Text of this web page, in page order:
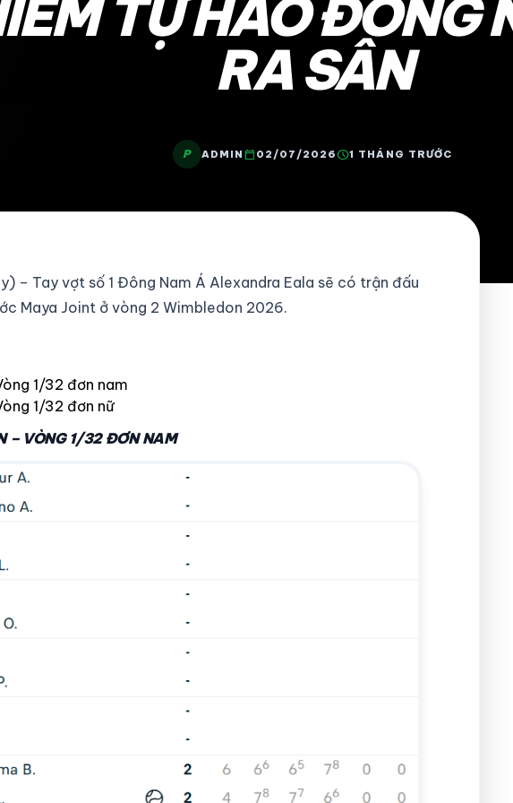
TỰ HÀO ĐÔNG
RA SÂN
P ADMIN calendar_today 02/07/2026schedule1 THÁNG TRƯỚC
– Tay vợt số 1 Đông Nam Á Alexandra Eala sẽ có trận đấu
Maya Joint ở vòng 2 Wimbledon 2026.
1/32 đơn nam
1/32 đơn nữ
– VÒNG 1/32 ĐƠN NAM